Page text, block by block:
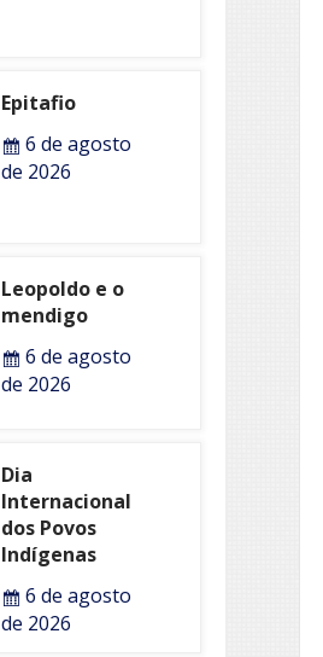
Epitafio
6 de agosto
de 2026
Leopoldo e o
mendigo
6 de agosto
de 2026
Dia
Internacional
dos Povos
Indígenas
6 de agosto
de 2026